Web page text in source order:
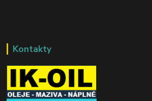
Kontakty